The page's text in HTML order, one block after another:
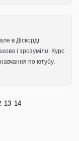
в Діскорді
і зрозуміло. Курс
по ютубу.
13 14